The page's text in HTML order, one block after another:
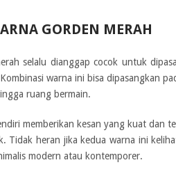
GORDEN MERAH
selalu dianggap cocok untuk
warna ini bisa dipasangkan
ruang bermain.
memberikan kesan yang kuat dan
Tidak heran jika kedua warna ini
modern atau kontemporer.